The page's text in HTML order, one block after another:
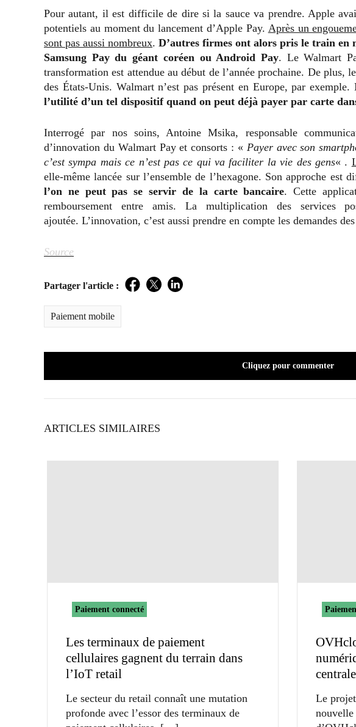
Pour autant, il est difficile de dire si la sauce va prendre. Apple
potentiels au moment du lancement d’Apple Pay. Après un
sont pas aussi nombreux. D’autres firmes ont alors pris le train en
Samsung Pay du géant coréen ou Android Pay. Le Walmart
transformation est attendue au début de l’année prochaine. De plus,
des États-Unis. Walmart n’est pas présent en Europe, par exemple.
l’utilité d’un tel dispositif quand on peut déjà payer par carte
Interrogé par nos soins, Antoine Msika, responsable
d’innovation du Walmart Pay et consorts : « Payer avec son
c’est sympa mais ce n’est pas ce qui va faciliter la vie des gens« .
elle-même lancée sur l’ensemble de l’hexagone. Son approche est
l’on ne peut pas se servir de la carte bancaire. Cette
remboursement entre amis. La multiplication des services
ajoutée. L’innovation, c’est aussi prendre en compte les demandes
Source
Partager l'article : Facebook
TwitterLinkedIn
Paiement mobile
Cliquez pour commenter
ARTICLES SIMILAIRES
Paiement connecté
Les terminaux de paiement
cellulaires gagnent du terrain dans
l’IoT retail
Le secteur du retail connaît une mutation
profonde avec l’essor des terminaux de
Le
nouvelle